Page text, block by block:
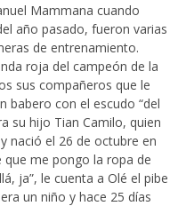
Mammana cuando
año pasado, fueron varias
de entrenamiento.
roja del campeón de la
sus compañeros que le
babero con el escudo “del
su hijo Tian Camilo, quien
nació el 26 de octubre en
que me pongo la ropa de
ja”, le cuenta a Olé el pibe
un niño y hace 25 días